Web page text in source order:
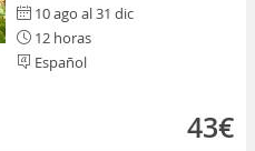
10 ago al 31 dic
12 horas
Español
43€